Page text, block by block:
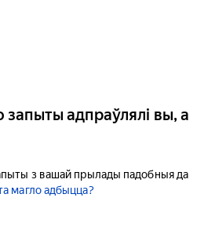
запыты адпраўлялі вы, а
з вашай прылады падобныя да
магло адбыцца?